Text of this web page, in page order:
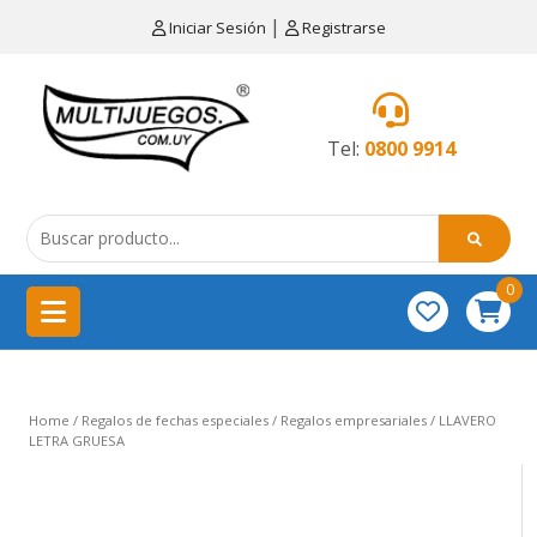
Iniciar Sesión | Registrarse
Tel: 0800 9914
MENÚ
de
cocina
China
importación
Educativos
0
Home / Regalos de fechas especiales / Regalos empresariales / LLAVERO
LETRA GRUESA